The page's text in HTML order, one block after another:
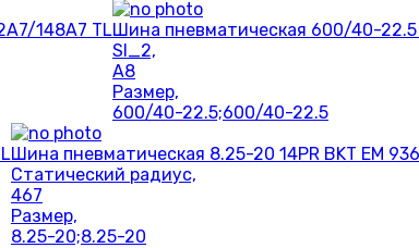
148A7 TLШина пневматическая 600/40-22.5
SI_2,
A8
Размер,
600/40-22.5;600/40-22.5
Шина пневматическая 8.25-20 14PR BKT EM
Статический радиус,
467
Размер,
8.25-20;8.25-20